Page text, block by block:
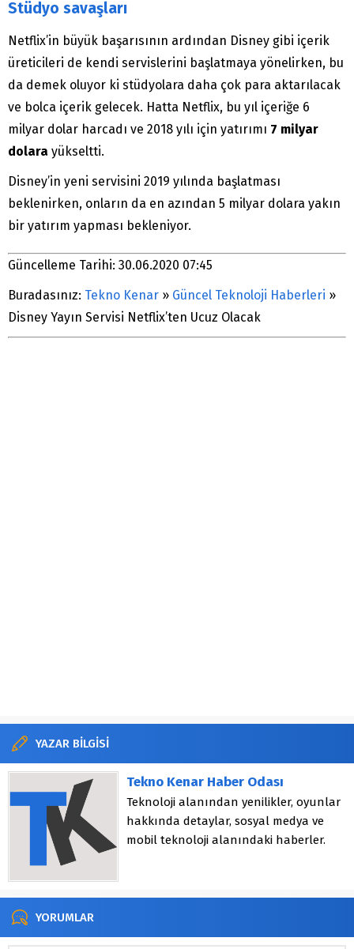
Stüdyo savaşları
Netflix’in büyük başarısının ardından Disney gibi içerik
üreticileri de kendi servislerini başlatmaya yönelirken, bu
da demek oluyor ki stüdyolara daha çok para aktarılacak
ve bolca içerik gelecek. Hatta Netflix, bu yıl içeriğe 6
milyar dolar harcadı ve 2018 yılı için yatırımı 7 milyar
dolara yükseltti.
Disney’in yeni servisini 2019 yılında başlatması
beklenirken, onların da en azından 5 milyar dolara yakın
bir yatırım yapması bekleniyor.
Güncelleme Tarihi: 30.06.2020 07:45
Buradasınız: Tekno Kenar » Güncel Teknoloji Haberleri »
Disney Yayın Servisi Netflix’ten Ucuz Olacak
YAZAR BİLGİSİ
Tekno Kenar Haber Odası
Teknoloji alanından yenilikler, oyunlar
hakkında detaylar, sosyal medya ve
mobil teknoloji alanındaki haberler.
YORUMLAR